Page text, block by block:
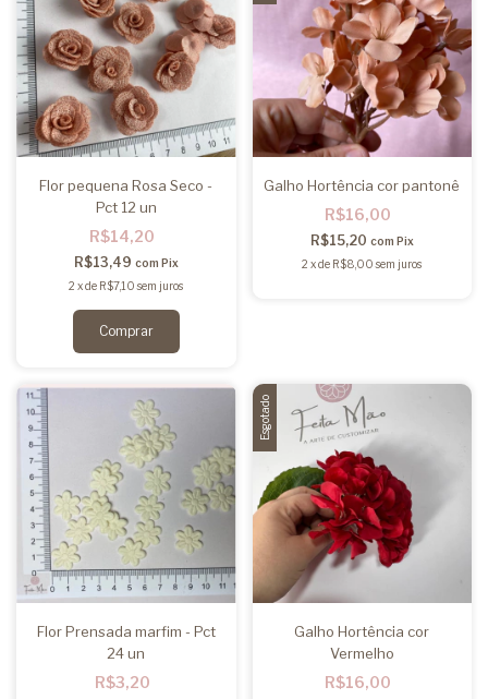
Flor pequena Rosa Seco -
Pct 12 un
R$14,20
R$13,49 com Pix
2 xde R$7,10 sem juros
Galho Hortência cor pantonê
R$16,00
R$15,20 com Pix
2 xde R$8,00 sem juros
Flor Prensada marfim - Pct
24 un
R$3,20
Esgotado
Galho Hortência cor
Vermelho
R$16,00